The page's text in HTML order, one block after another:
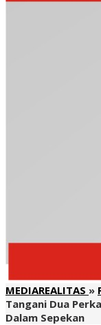
MEDIAREALITAS »
Tangani Dua
Dalam Sepekan